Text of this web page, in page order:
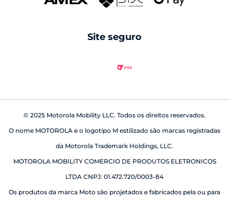
babá eletrônica
Site seguro
© 2025 Motorola Mobility LLC. Todos os direitos reservados.
O nome MOTOROLA e o logotipo M estilizado são marcas registradas
da Motorola Trademark Holdings, LLC.
MOTOROLA MOBILITY COMERCIO DE PRODUTOS ELETRONICOS
LTDA CNPJ: 01.472.720/0003-84
Os produtos da marca Moto são projetados e fabricados pela ou para